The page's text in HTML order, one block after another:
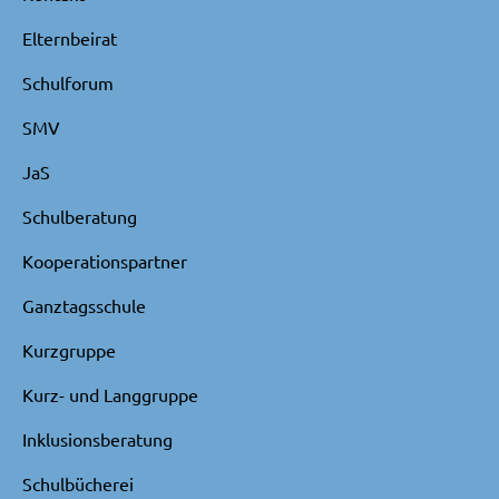
Elternbeirat
Schulforum
SMV
JaS
Schulberatung
Kooperationspartner
Ganztagsschule
Kurzgruppe
Kurz- und Langgruppe
Inklusionsberatung
Schulbücherei